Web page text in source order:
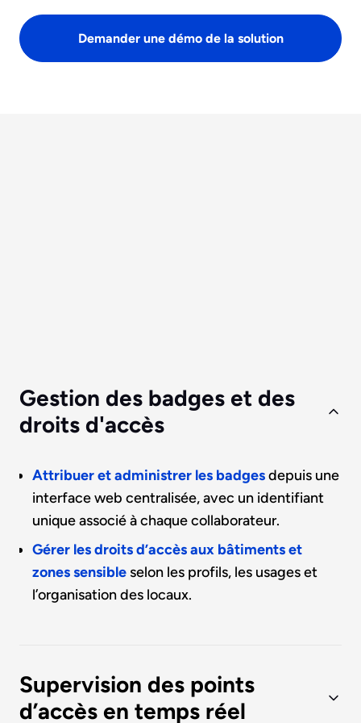
Demander une démo de la solution
Gestion des badges et des
droits d'accès
Attribuer et administrer les badgesdepuis une
interface web centralisée, avec un identifiant
unique associé à chaque collaborateur.
Gérer les droits d’accès aux bâtiments et
zones sensibleselon les profils, les usages et
l’organisation des locaux.
Supervision des points
d’accès en temps réel